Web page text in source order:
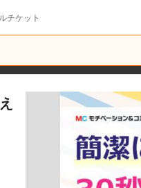
チケット